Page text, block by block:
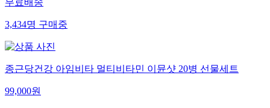
무료배송
3,434명구매중
종근당건강 아임비타 멀티비타민 이뮨샷 20병 선물세트
99,000원